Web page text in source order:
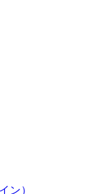
ン）